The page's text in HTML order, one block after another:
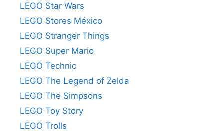
LEGO Star Wars
LEGO Stores México
LEGO Stranger Things
LEGO Super Mario
LEGO Technic
LEGO The Legend of Zelda
LEGO The Simpsons
LEGO Toy Story
LEGO Trolls